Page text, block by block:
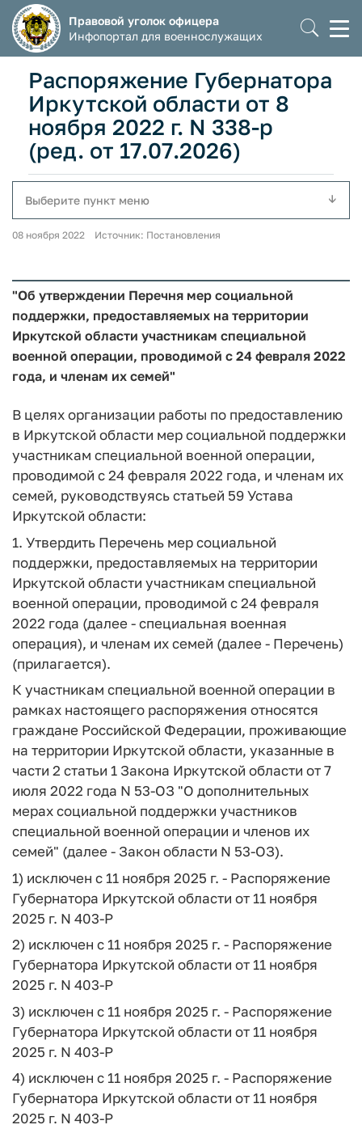
Правовой уголок офицера
Инфопортал для военнослужащих
Распоряжение Губернатора
Иркутской области от 8
ноября 2022 г. N 338-р
(ред. от 17.07.2026)
Выберите пункт меню
08 ноября 2022 Источник: Постановления
"Об утверждении Перечня мер социальной
поддержки, предоставляемых на территории
Иркутской области участникам специальной
военной операции, проводимой с 24 февраля 2022
года, и членам их семей"
В целях организации работы по предоставлению
в Иркутской области мер социальной поддержки
участникам специальной военной операции,
проводимой с 24 февраля 2022 года, и членам их
семей, руководствуясь статьей 59 Устава
Иркутской области:
1. Утвердить Перечень мер социальной
поддержки, предоставляемых на территории
Иркутской области участникам специальной
военной операции, проводимой с 24 февраля
2022 года (далее - специальная военная
операция), и членам их семей (далее - Перечень)
(прилагается).
К участникам специальной военной операции в
рамках настоящего распоряжения относятся
граждане Российской Федерации, проживающие
на территории Иркутской области, указанные в
части 2 статьи 1 Закона Иркутской области от 7
июля 2022 года N 53-ОЗ "О дополнительных
мерах социальной поддержки участников
специальной военной операции и членов их
семей" (далее - Закон области N 53-ОЗ).
1) исключен с 11 ноября 2025 г. - Распоряжение
Губернатора Иркутской области от 11 ноября
2025 г. N 403-Р
2) исключен с 11 ноября 2025 г. - Распоряжение
Губернатора Иркутской области от 11 ноября
2025 г. N 403-Р
3) исключен с 11 ноября 2025 г. - Распоряжение
Губернатора Иркутской области от 11 ноября
2025 г. N 403-Р
4) исключен с 11 ноября 2025 г. - Распоряжение
Губернатора Иркутской области от 11 ноября
2025 г. N 403-Р